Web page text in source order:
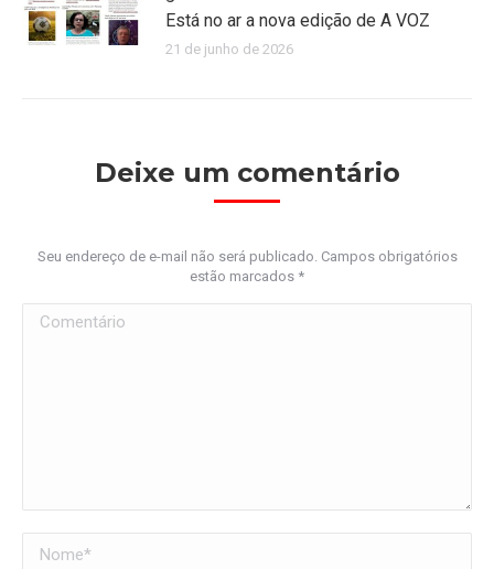
Está no ar a nova edição de A VOZ
21 de junho de 2026
Deixe um comentário
Seu endereço de e-mail não será publicado. Campos obrigatórios
estão marcados *
Comentário
Nome *